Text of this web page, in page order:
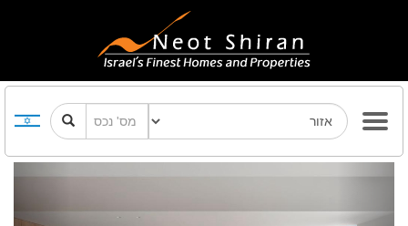
Previous Next